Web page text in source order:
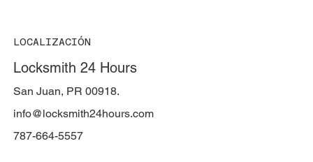
LOCALIZACIÓN
Locksmith 24 Hours
San Juan, PR 00918.
787-664-5557
info@locksmith24hours.com